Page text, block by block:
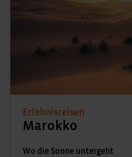
Erlebnisreisen
Marokko
Wo die Sonne untergeht